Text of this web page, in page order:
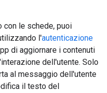
con le schede, puoi
l'autenticazione
di aggiornare i contenuti
dell'utente. Solo
al messaggio dell'utente
il testo del